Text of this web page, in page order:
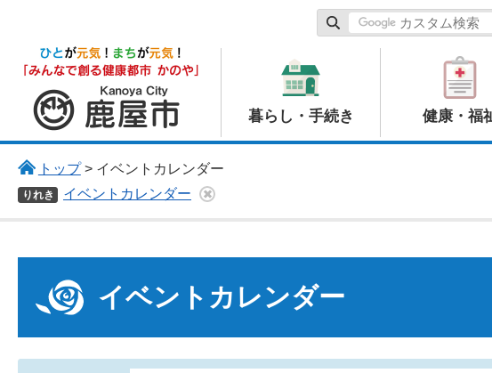
鹿屋市
暮らし・手続き 健康・福
トップ> イベントカレンダー
りれき イベントカレンダー
イベントカレンダー